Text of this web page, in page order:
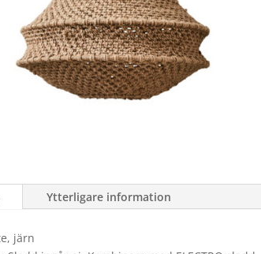
Ytterligare information
järn